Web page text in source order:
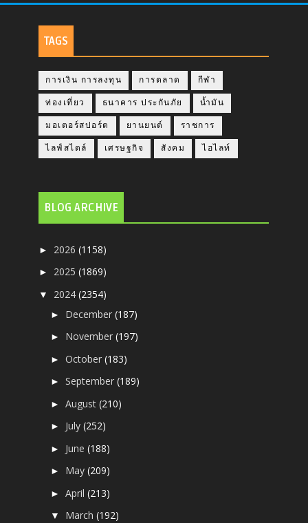
TAGS
การเงิน การลงทุน การตลาด กีฬา
ท่องเที่ยว ธนาคาร ประกันภัย น้ำมัน
มอเตอร์สปอร์ต ยานยนต์ ราชการ
ไลฟ์สไตล์ เศรษฐกิจ สังคม ไฮไลท์
BLOG ARCHIVE
► 2026(1158)
► 2025(1869)
▼ 2024(2354)
► December(187)
► November(197)
►October(183)
►September(189)
►August(210)
► July(252)
► June(188)
► May(209)
►April(213)
▼ March(192)